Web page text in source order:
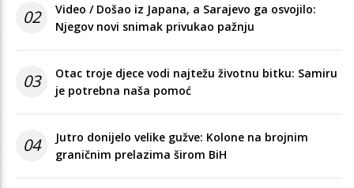
02
Video / Došao iz Japana, a Sarajevo ga osvojilo:
Njegov novi snimak privukao pažnju
03
Otac troje djece vodi najtežu životnu bitku: Samiru
je potrebna naša pomoć
04
Jutro donijelo velike gužve: Kolone na brojnim
graničnim prelazima širom BiH